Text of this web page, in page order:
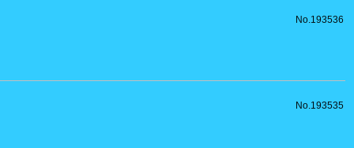
No.193536
No.193535